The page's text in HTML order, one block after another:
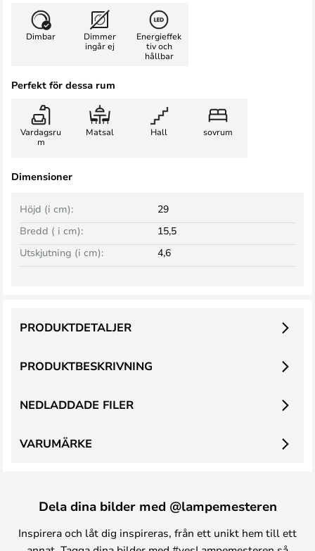
Dimbar
Dimmer
ingår ej
Energieffek
tiv och
hållbar
Perfekt för dessa rum
Vardagsru
m
Matsal Hall sovrum
Dimensioner
Bredd ( i cm): 15,5
Höjd (i cm): 29
Utskjutning (i cm): 4,6
PRODUKTBESKRIVNING
PRODUKTDETALJER
NEDLADDADE FILER
VARUMÄRKE
Dela dina bilder med @lampemesteren
Inspirera och låt dig inspireras, från ett unikt hem till ett